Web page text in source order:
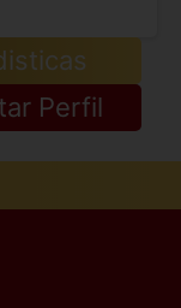
Perfil